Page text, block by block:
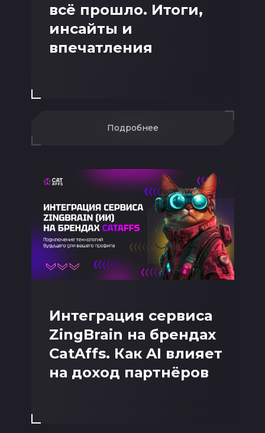
всё прошло. Итоги,
инсайты и
впечатления
Подробнее
Интеграция сервиса
ZingBrain на брендах
CatAffs. Как AI влияет
на доход партнёров